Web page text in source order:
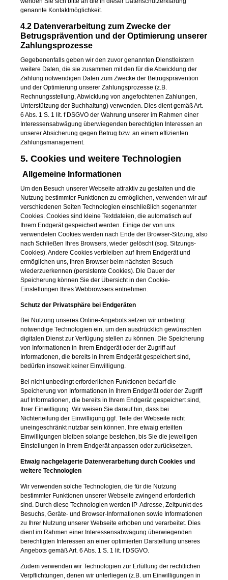
genannte Kontaktmöglichkeit.
4.2 Datenverarbeitung zum Zwecke der
Betrugsprävention und der Optimierung unserer
Zahlungsprozesse
Gegebenenfalls geben wir den zuvor genannten Dienstleistern
weitere Daten, die sie zusammen mit den für die Abwicklung der
Zahlung notwendigen Daten zum Zwecke der Betrugsprävention
und der Optimierung unserer Zahlungsprozesse (z.B.
Rechnungsstellung, Abwicklung von angefochtenen Zahlungen,
Unterstützung der Buchhaltung) verwenden. Dies dient gemäß Art.
6 Abs. 1 S. 1 lit. f DSGVO der Wahrung unserer im Rahmen einer
Interessensabwägung überwiegenden berechtigten Interessen an
unserer Absicherung gegen Betrug bzw. an einem effizienten
Zahlungsmanagement.
5. Cookies und weitere Technologien
Allgemeine Informationen
Um den Besuch unserer Webseite attraktiv zu gestalten und die
Nutzung bestimmter Funktionen zu ermöglichen, verwenden wir auf
verschiedenen Seiten Technologien einschließlich sogenannter
Cookies. Cookies sind kleine Textdateien, die automatisch auf
Ihrem Endgerät gespeichert werden. Einige der von uns
verwendeten Cookies werden nach Ende der Browser-Sitzung, also
nach Schließen Ihres Browsers, wieder gelöscht (sog. Sitzungs-
Cookies). Andere Cookies verbleiben auf Ihrem Endgerät und
ermöglichen uns, Ihren Browser beim nächsten Besuch
wiederzuerkennen (persistente Cookies). Die Dauer der
Speicherung können Sie der Übersicht in den Cookie-
Einstellungen Ihres Webbrowsers entnehmen.
Schutz der Privatsphäre bei Endgeräten
Bei Nutzung unseres Online-Angebots setzen wir unbedingt
notwendige Technologien ein, um den ausdrücklich gewünschten
digitalen Dienst zur Verfügung stellen zu können. Die Speicherung
von Informationen in Ihrem Endgerät oder der Zugriff auf
Informationen, die bereits in Ihrem Endgerät gespeichert sind,
bedürfen insoweit keiner Einwilligung.
Bei nicht unbedingt erforderlichen Funktionen bedarf die
Speicherung von Informationen in Ihrem Endgerät oder der Zugriff
auf Informationen, die bereits in Ihrem Endgerät gespeichert sind,
Ihrer Einwilligung. Wir weisen Sie darauf hin, dass bei
Nichterteilung der Einwilligung ggf. Teile der Webseite nicht
uneingeschränkt nutzbar sein können. Ihre etwaig erteilten
Einwilligungen bleiben solange bestehen, bis Sie die jeweiligen
Einstellungen in Ihrem Endgerät anpassen oder zurücksetzen.
Etwaig nachgelagerte Datenverarbeitung durch Cookies und
weitere Technologien
Wir verwenden solche Technologien, die für die Nutzung
bestimmter Funktionen unserer Webseite zwingend erforderlich
sind. Durch diese Technologien werden IP-Adresse, Zeitpunkt des
Besuchs, Geräte- und Browser-Informationen sowie Informationen
zu Ihrer Nutzung unserer Webseite erhoben und verarbeitet. Dies
dient im Rahmen einer Interessensabwägung überwiegenden
berechtigten Interessen an einer optimierten Darstellung unseres
Angebots gemäß Art. 6 Abs. 1 S. 1 lit. f DSGVO.
Zudem verwenden wir Technologien zur Erfüllung der rechtlichen
Verpflichtungen, denen wir unterliegen (z.B. um Einwilligungen in